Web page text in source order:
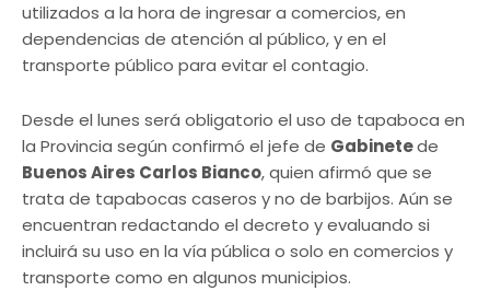
utilizados a la hora de ingresar a comercios, en
dependencias de atención al público, y en el
transporte público para evitar el contagio.
Desde el lunes será obligatorio el uso de tapaboca en
la Provincia según confirmó el jefe de Gabinetede
Buenos Aires Carlos Bianco, quien afirmó que se
trata de tapabocas caseros y no de barbijos. Aún se
encuentran redactando el decreto y evaluando si
incluirá su uso en la vía pública o solo en comercios y
transporte como en algunos municipios.